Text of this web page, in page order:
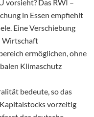
vorsieht? Das RWI –
in Essen empfiehlt
Eine Verschiebung
Wirtschaft
ermöglichen, ohne
Klimaschutz
bedeute, so das
vorzeitig